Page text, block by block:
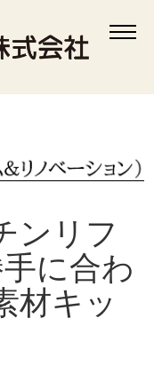
ンリフ
に合わ
材キッ